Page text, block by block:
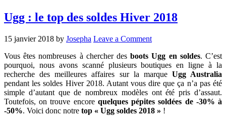
Ugg : le top des soldes Hiver 2018
15 janvier 2018 by Josepha Leave a Comment
Vous êtes nombreuses à chercher desboots Ugg en soldes. C’est
pourquoi, nous avons scanné plusieurs boutiques en ligne à la
recherche des meilleures affaires sur la marque Ugg Australia
pendant les soldes Hiver 2018. Autant vous dire que ça n’a pas été
simple d’autant que de nombreux modèles ont été pris d’assaut.
Toutefois, on trouve encore quelques pépites soldées de -30% à
-50%. Voici donc notre top « Ugg soldes 2018 » !